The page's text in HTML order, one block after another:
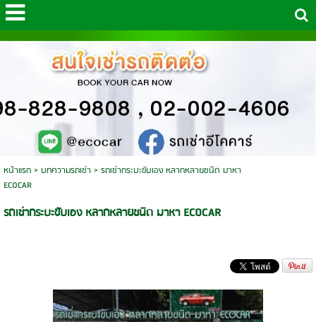
หน้าแรก> บทความรถเช่า > รถเช่ากระบะขับเอง หลากหลายชนิด มาหา
ECOCAR
รถเช่ากระบะขับเอง หลากหลายชนิด มาหา ECOCAR